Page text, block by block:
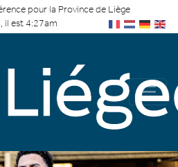
pour la Province de Liège
il est 4:27am